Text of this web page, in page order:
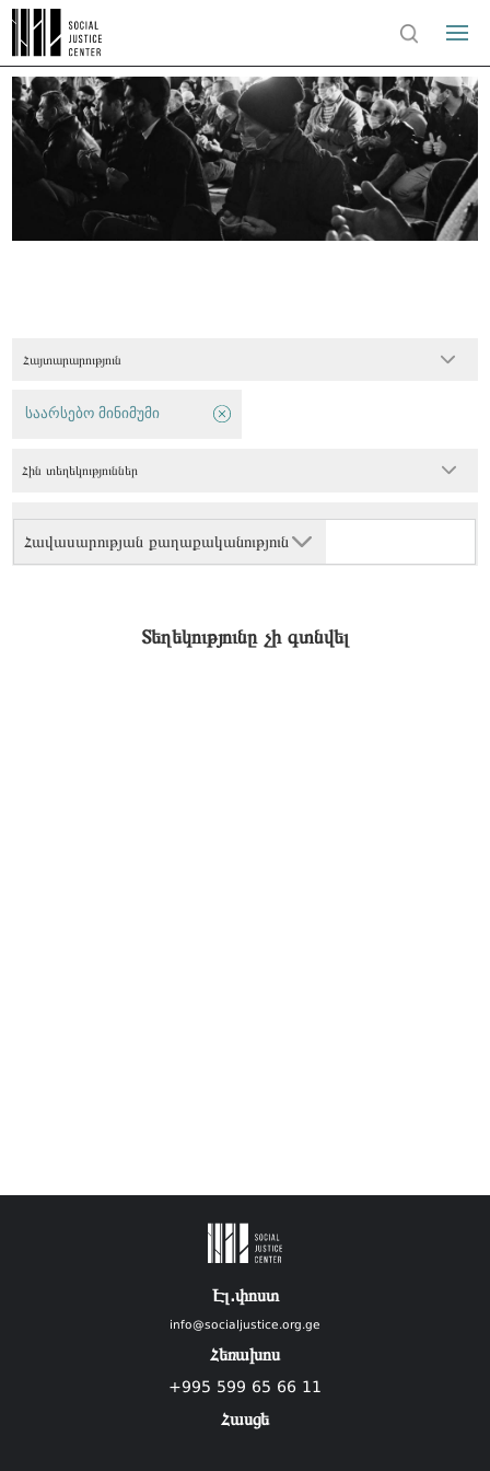
Հայտարարություն
Հավասարության քաղաքականություն
საარსებო მინიმუმი
Հին տեղեկություններ
Տեղեկությունը չի գտնվել
Էլ.փոստ
info@socialjustice.org.ge
Հեռախոս
+995 599 65 66 11
Հասցե